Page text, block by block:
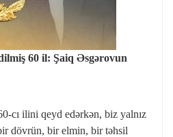
60 il: Şaiq Əsgərovun
cı ilini qeyd edərkən, biz yalnız
dövrün, bir elmin, bir təhsil